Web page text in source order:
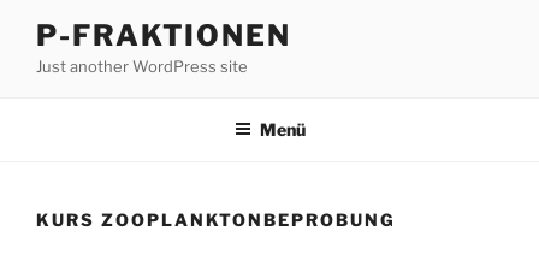
Inhalt
springen
P-FRAKTIONEN
Just another WordPress site
Menü
KURS ZOOPLANKTONBEPROBUNG